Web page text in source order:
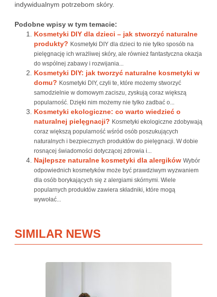
indywidualnym potrzebom skóry.
Podobne wpisy w tym temacie:
Kosmetyki DIY dla dzieci – jak stworzyć naturalne
produkty? Kosmetyki DIY dla dzieci to nie tylko sposób na
pielęgnację ich wrażliwej skóry, ale również fantastyczna okazja
do wspólnej zabawy i rozwijania...
Kosmetyki DIY: jak tworzyć naturalne kosmetyki w
domu? Kosmetyki DIY, czyli te, które możemy stworzyć
samodzielnie w domowym zaciszu, zyskują coraz większą
popularność. Dzięki nim możemy nie tylko zadbać o...
Kosmetyki ekologiczne: co warto wiedzieć o
naturalnej pielęgnacji? Kosmetyki ekologiczne zdobywają
coraz większą popularność wśród osób poszukujących
naturalnych i bezpiecznych produktów do pielęgnacji. W dobie
rosnącej świadomości dotyczącej zdrowia i...
Najlepsze naturalne kosmetyki dla alergików Wybór
odpowiednich kosmetyków może być prawdziwym wyzwaniem
dla osób borykających się z alergiami skórnymi. Wiele
popularnych produktów zawiera składniki, które mogą
wywołać...
SIMILAR NEWS